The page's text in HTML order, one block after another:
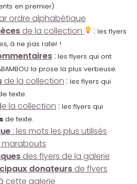
en premier)
ordre alphabétique
de la collection : les flyers
à ne pas rater !
: les flyers qui ont
la prose la plus verbeuse.
de la collection : les flyers qui
texte.
la collection : les flyers qui
de texte.
: les mots les plus utilisés
marabouts
des flyers de la galerie
donateurs de flyers
cette galerie